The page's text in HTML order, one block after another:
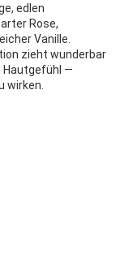
edlen
Rose,
Vanille.
zieht wunderbar
Hautgefühl —
wirken.